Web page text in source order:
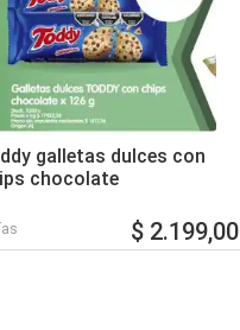
galletas dulces con
chocolate
$ 2.199,00